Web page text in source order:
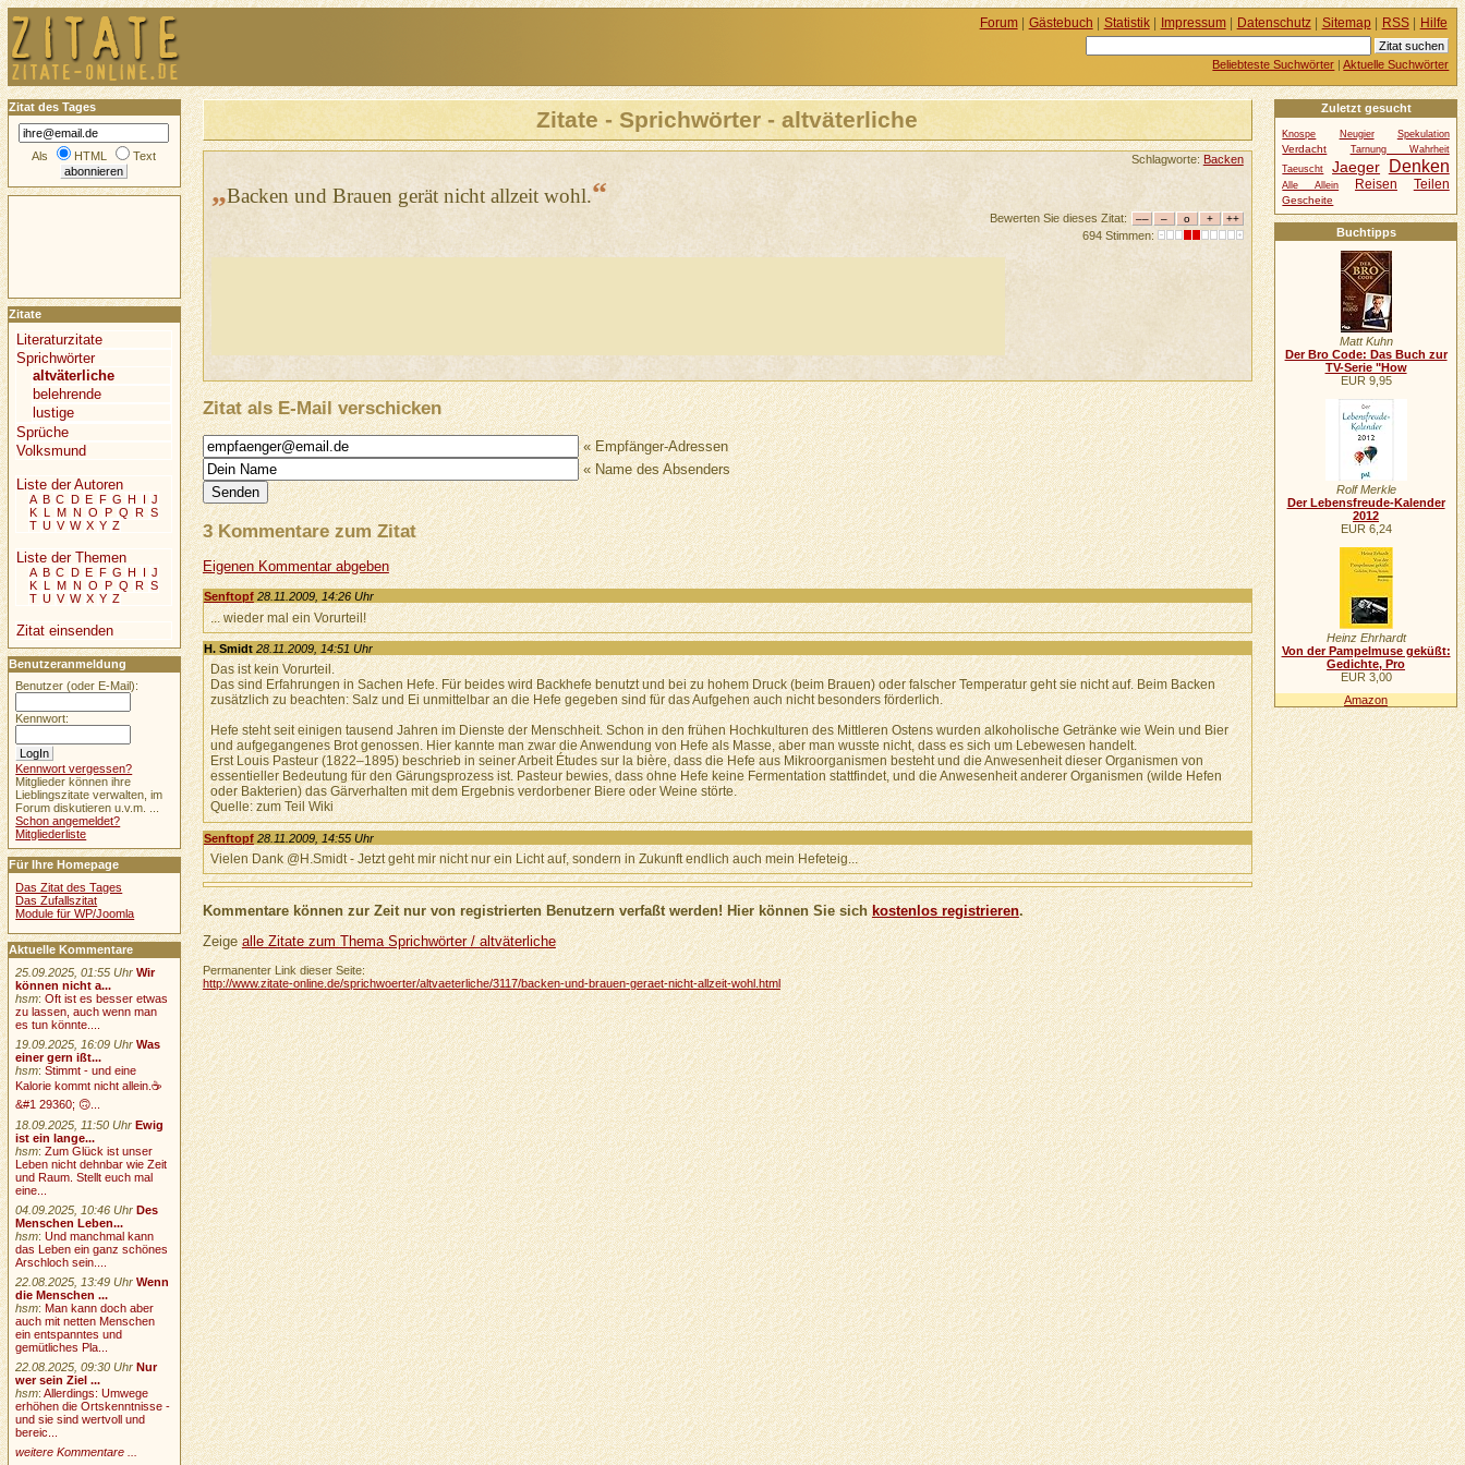
Zitate - Sprichwörter - altväterliche
Schlagworte: Backen
„Backen und Brauen gerät nicht allzeit wohl.“
Bewerten Sie dieses Zitat:
694 Stimmen:
Zitat als E-Mail verschicken
« Empfänger-Adressen
« Name des Absenders
3 Kommentare zum Zitat
Eigenen Kommentar abgeben
Senftopf 28.11.2009, 14:26 Uhr
... wieder mal ein Vorurteil!
H. Smidt 28.11.2009, 14:51 Uhr
Das ist kein Vorurteil.
Das sind Erfahrungen in Sachen Hefe. Für beides wird Backhefe benutzt und bei zu hohem Druck (beim Brauen) oder falscher Temperatur geht sie nicht auf. Beim Backen
zusätzlich zu beachten: Salz und Ei unmittelbar an die Hefe gegeben sind für das Aufgehen auch nicht besonders förderlich.
Hefe steht seit einigen tausend Jahren im Dienste der Menschheit. Schon in den frühen Hochkulturen des Mittleren Ostens wurden alkoholische Getränke wie Wein und Bier
und aufgegangenes Brot genossen. Hier kannte man zwar die Anwendung von Hefe als Masse, aber man wusste nicht, dass es sich um Lebewesen handelt.
Erst Louis Pasteur (1822–1895) beschrieb in seiner Arbeit Études sur la bière, dass die Hefe aus Mikroorganismen besteht und die Anwesenheit dieser Organismen von
essentieller Bedeutung für den Gärungsprozess ist. Pasteur bewies, dass ohne Hefe keine Fermentation stattfindet, und die Anwesenheit anderer Organismen (wilde Hefen
oder Bakterien) das Gärverhalten mit dem Ergebnis verdorbener Biere oder Weine störte.
Quelle: zum Teil Wiki
Senftopf 28.11.2009, 14:55 Uhr
Vielen Dank @H.Smidt - Jetzt geht mir nicht nur ein Licht auf, sondern in Zukunft endlich auch mein Hefeteig...
Kommentare können zur Zeit nur von registrierten Benutzern verfaßt werden! Hier können Sie sichkostenlos registrieren.
Zeigealle Zitate zum Thema Sprichwörter / altväterliche
Permanenter Link dieser Seite:
http://www.zitate-online.de/sprichwoerter/altvaeterliche/3117/backen-und-brauen-geraet-nicht-allzeit-wohl.html
Zuletzt gesucht
Knospe Neugier Spekulation
Verdacht
Tarnung Wahrheit
Taeuscht
Jaeger Denken
Alle Allein Reisen Teilen
Gescheite
Buchtipps
Matt Kuhn
Der Bro Code: Das Buch zur
TV-Serie "How
EUR 9,95
Rolf Merkle
Der Lebensfreude-Kalender
2012
EUR 6,24
Heinz Ehrhardt
Von der Pampelmuse geküßt:
Gedichte, Pro
EUR 3,00
Amazon
Zitat des Tages
Als HTML Text
Zitate
Literaturzitate
Sprichwörter
altväterliche
belehrende
lustige
Sprüche
Volksmund
Liste der Autoren
A B C D E F G H I J
K L M N O P Q R S
T U V W X Y Z
Liste der Themen
A B C D E F G H I J
K L M N O P Q R S
T U V W X Y Z
Zitat einsenden
Benutzeranmeldung
Benutzer (oder E-Mail):
Kennwort:
Kennwort vergessen?
Mitglieder können ihre
Lieblingszitate verwalten, im
Forum diskutieren u.v.m. ...
Schon angemeldet?
Mitgliederliste
Für Ihre Homepage
Das Zitat des Tages
Das Zufallszitat
Module für WP/Joomla
Aktuelle Kommentare
25.09.2025, 01:55 Uhr Wir
können nicht a...
hsm:Oft ist es besser etwas
zu lassen, auch wenn man
es tun könnte....
19.09.2025, 16:09 Uhr Was
einer gern ißt...
hsm:Stimmt - und eine
Kalorie kommt nicht allein.☕
&#1 29360; 🙃...
18.09.2025, 11:50 Uhr Ewig
ist ein lange...
hsm:Zum Glück ist unser
Leben nicht dehnbar wie Zeit
und Raum. Stellt euch mal
eine...
04.09.2025, 10:46 Uhr Des
Menschen Leben...
hsm:Und manchmal kann
das Leben ein ganz schönes
Arschloch sein....
22.08.2025, 13:49 Uhr Wenn
die Menschen ...
hsm:Man kann doch aber
auch mit netten Menschen
ein entspanntes und
gemütliches Pla...
22.08.2025, 09:30 Uhr Nur
wer sein Ziel ...
hsm:Allerdings: Umwege
erhöhen die Ortskenntnisse -
und sie sind wertvoll und
bereic...
weitere Kommentare ...
Forum| Gästebuch | Statistik| Impressum| Datenschutz| Sitemap| RSS| Hilfe
Beliebteste Suchwörter |Aktuelle Suchwörter